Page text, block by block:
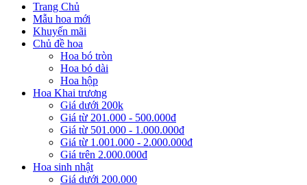
Trang Chủ
Mẫu hoa mới
Khuyến mãi
Chủ đề hoa
Hoa bó tròn
Hoa bó dài
Hoa hộp
Hoa Khai trương
Giá dưới 200k
Giá từ 201.000 - 500.000đ
Giá từ 501.000 - 1.000.000đ
Giá từ 1.001.000 - 2.000.000đ
Giá trên 2.000.000đ
Hoa sinh nhật
Giá dưới 200.000